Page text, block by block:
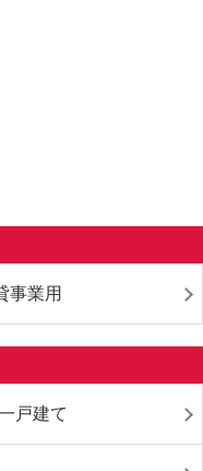
事業用
戸建て